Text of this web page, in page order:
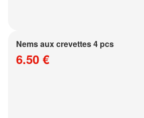
Nems aux crevettes 4 pcs
6.50 €